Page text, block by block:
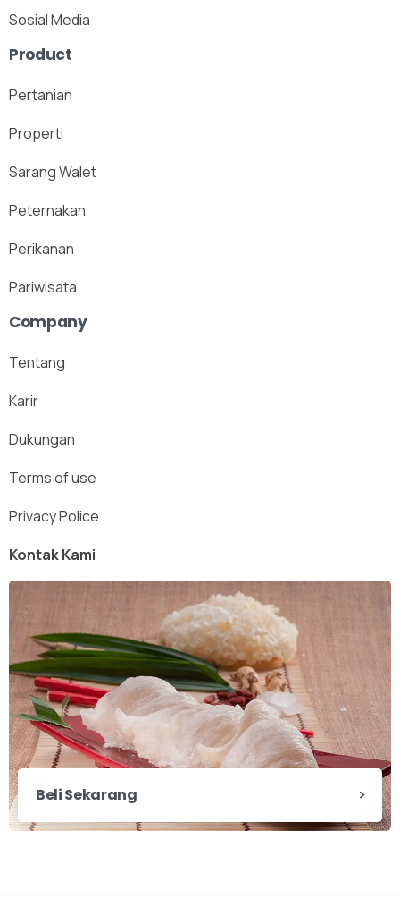
Sosial Media
Product
Pertanian
Properti
Sarang Walet
Peternakan
Perikanan
Pariwisata
Company
Tentang
Karir
Dukungan
Terms of use
Privacy Police
Kontak Kami
Beli Sekarang